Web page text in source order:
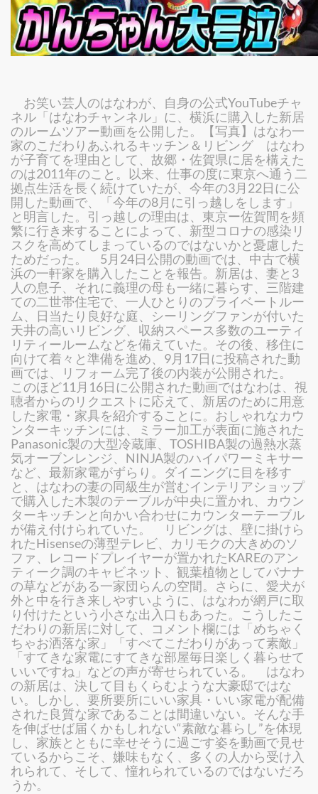
お笑い芸人のはなわが、自身の公式YouTubeチャ
ネル「はなわチャンネル」に、横浜に購入した新居
のルームツアー動画を公開した。【写真】はなわ一
家のこだわりあふれるキッチン＆リビング はなわ
が子育てを理由として、故郷・佐賀県に居を構えた
のは2011年のこと。以来、仕事の度に東京へ通う二
拠点生活を長く続けていたが、今年の3月22日に公
開した動画で、「今年の8月に引っ越しをします」
と明言した。引っ越しの理由は、東京ー佐賀間を頻
繁に行き来することによって、新型コロナの感染リ
スクを高めてしまっているのではないかと憂慮した
ためだった。 5月24日公開の動画では、中古で横
浜の一軒家を購入したことを報告。新居は、妻と3
人の息子、それに義理の母も一緒に暮らす、三階建
ての二世帯住宅で、一人ひとりのプライベートルー
ム、日当たり良好な庭、シーリングファンが付いた
天井の高いリビング、収納スペース多数のユーティ
リティールームなどを備えていた。その後、移住に
向けて着々と準備を進め、9月17日に投稿された動
画では、リフォーム完了後の内装が公開された。
このほど11月16日に公開された動画ではなわは、視
聴者からのリクエストに応えて、新居のために用意
した家電・家具を紹介することに。おしゃれなカウ
ンターキッチンには、ミラー加工が表面に施された
Panasonic製の大型冷蔵庫、TOSHIBA製の過熱水蒸
気オーブンレンジ、NINJA製のハイパワーミキサー
など、最新家電がずらり。ダイニングに目を移す
と、はなわの妻の同級生が営むインテリアショップ
で購入した木製のテーブルが中央に置かれ、カウン
ターキッチンと向かい合わせにカウンターテーブル
が備え付けられていた。 リビングは、壁に掛けら
れたHisenseの薄型テレビ、カリモクの大きめのソ
ファ、レコードプレイヤーが置かれたKAREのアン
ティーク調のキャビネット、観葉植物としてバナナ
の草などがある一家団らんの空間。さらに、愛犬が
外と中を行き来しやすいように、はなわが網戸に取
り付けたという小さな出入口もあった。こうしたこ
だわりの新居に対して、コメント欄には「めちゃく
ちゃお洒落な家」「すべてこだわりがあって素敵」
「すてきな家電にすてきな部屋毎日楽しく暮らせて
いいですね」などの声が寄せられている。 はなわ
の新居は、決して目もくらむような大豪邸ではな
い。しかし、要所要所にいい家具・いい家電が配備
された良質な家であることは間違いない。そんな手
を伸ばせば届くかもしれない“素敵な暮らし”を体現
し、家族とともに幸せそうに過ごす姿を動画で見せ
ているからこそ、嫌味もなく、多くの人から受け入
れられて、そして、憧れられているのではないだろ
うか。